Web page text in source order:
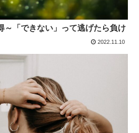
～「できない」って逃げたら負け
2022.11.10